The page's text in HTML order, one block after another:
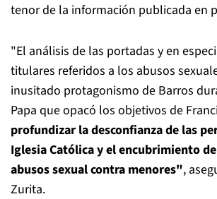
tenor de la información publicada en
"El análisis de las portadas y en
titulares referidos a los abusos
inusitado protagonismo de Barros
Papa que opacó los objetivos de
profundizar la desconfianza de las
Iglesia Católica y el encubrimiento
abusos sexual contra menores",
Zurita.